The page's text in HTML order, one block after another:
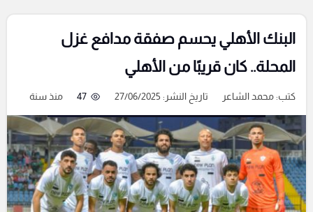
البنك الأهلي يحسم صفقة مدافع غزل
المحلة.. كان قريبًا من الأهلي
كتب:محمد الشاعر تاريخ النشر: 27/06/2025 47 منذ سنة